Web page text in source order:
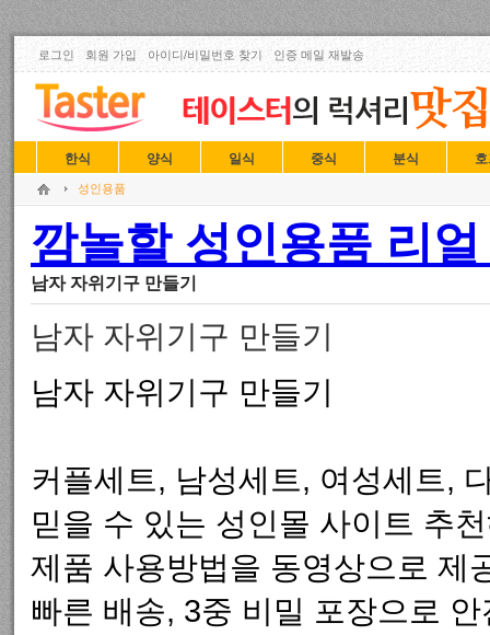
로그인 회원 가입 아이디/비밀번호 찾기 인증 메일 재발송
한식 양식 일식 중식 분식
성인용품
깜놀할 성인용품 리
남자 자위기구 만들기
남자 자위기구 만들기
남자 자위기구 만들기
커플세트, 남성세트, 여성세트,
믿을 수 있는 성인몰 사이트 추
제품 사용방법을 동영상으로 제
빠른 배송, 3중 비밀 포장으로